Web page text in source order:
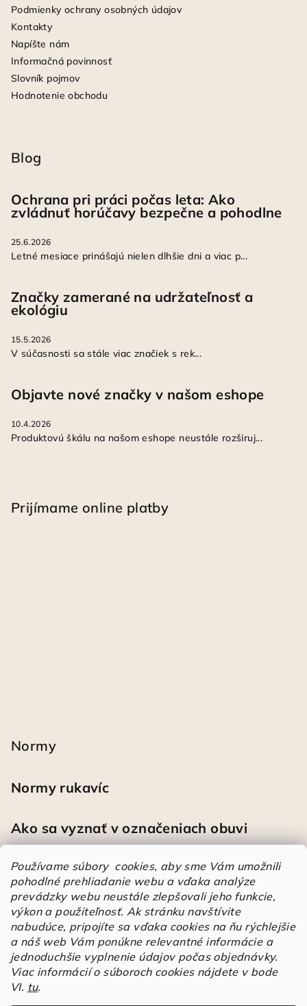
Používame súbory cookies, aby sme Vám umožnili
pohodlné prehliadanie webu a vďaka analýze
prevádzky webu neustále zlepšovali jeho funkcie,
výkon a použiteľnosť. Ak stránku navštívite
nabudúce, pripojíte sa vďaka cookies na ňu rýchlejšie
a náš web Vám ponúkne relevantné informácie a
jednoduchšie vyplnenie údajov počas objednávky.
Viac informácií o súboroch cookies nájdete v bode
VI. tu.
Podmienky ochrany osobných údajov
Kontakty
Napíšte nám
Informačná povinnosť
Slovník pojmov
Hodnotenie obchodu
Blog
Ochrana pri práci počas leta: Ako
zvládnuť horúčavy bezpečne a pohodlne
25.6.2026
Letné mesiace prinášajú nielen dlhšie dni a viac p...
Značky zamerané na udržateľnosť a
ekológiu
15.5.2026
V súčasnosti sa stále viac značiek s rek...
Objavte nové značky v našom eshope
10.4.2026
Produktovú škálu na našom eshope neustále rozširuj...
Prijímame online platby
Normy
Normy rukavíc
Ako sa vyznať v označeniach obuvi
Heureka
Športové pracovné poltopánky PRESTIGE CLASSIC biele
Hodnotenie produktu je 5 z 5 hviezdičiek.
| Mária
Á